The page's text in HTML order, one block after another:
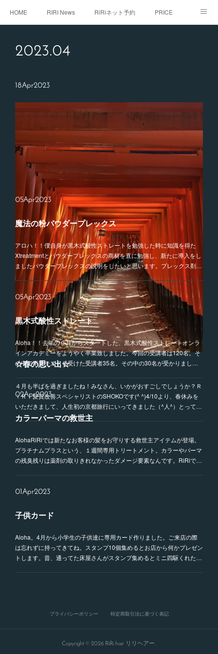
HOME RIRI News RiRiネット予約 PRICE
2023.04
18Apr2023
☆春の思い出☆
４月も半ばを過ぎましたね！みなさん、いかがおすごしでしょうか？Ｒ
ｉＲｉ髪質改善スペシャリストのSHOKOです(^ ^)4/10より、春休みを
いただきまして、人生初の京都旅行にいってきました（^人^）とって…
05Apr2023
魔法の粉パウダープレックス
アロハ！！僕自身が黒木式酸性ストレートを勉強した時に知識を得た
Xtreatmentとパウダープレックスの商材を直に勉強し、新たに導入をし
ましたパウダープレックスの説明をしたいと思います。プレックス剤…
05Apr2023
黒木式酸性ストレート
Aloha！！去年の９月からスタートした、黒木式酸性ストレートオンラ
インアカデミーをようやく卒業致しました。今回の受講者は120名。そ
の中で卒業テストを受けた受講者35名。その中の30名が受かりまし…
02Apr2023
カラーパーマの救世主
AlohaRiRiでは新たなお客様の髪をお守りする救世主アイテムが登場。
プラチナムプラスという、１週間専用トリートメント。カラーやパーマ
の残臭残りは薬剤の取りきれなかったダメージ要素なんです。RiRiで…
01Apr2023
子供カード
Aloha。4月から小学生の子供達に専用カード作りました。ご来店の際
は忘れずに持ってきてね。スタンプ10個集めるとお店から何かプレゼン
トします。昔、通ってた床屋さんがスタンプ集めるとミニ四駆くれた…
プライバシーポリシー 特定商取引法に基づく表記
Copyright © 2026 RiRi hair リリヘアー.